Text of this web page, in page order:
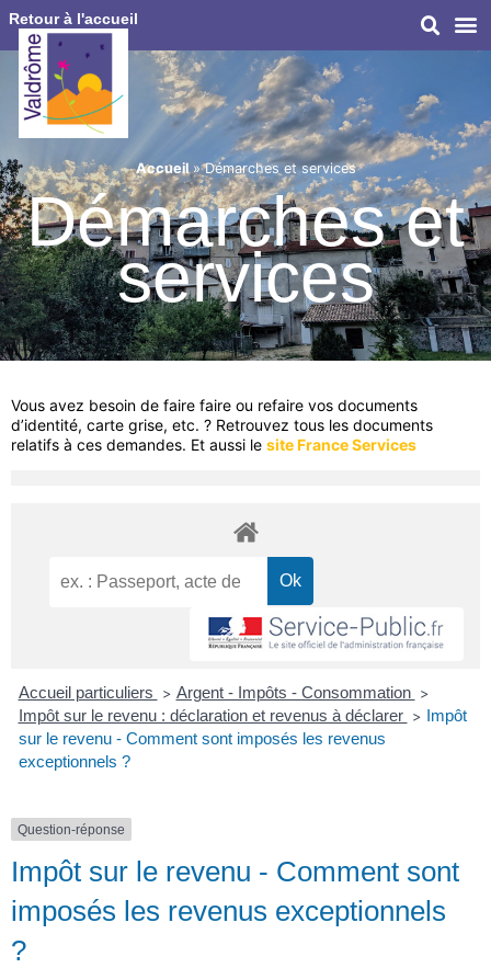
Retour à l'accueil
Accueil»Démarches et services
Démarches et
services
Vous avez besoin de faire faire ou refaire vos documents
d’identité, carte grise, etc. ? Retrouvez tous les documents
relatifs à ces demandes. Et aussi le site France Services
Accueil particuliers > Argent - Impôts - Consommation >
Impôt sur le revenu : déclaration et revenus à déclarer > Impôt
sur le revenu - Comment sont imposés les revenus
exceptionnels ?
Question-réponse
Impôt sur le revenu - Comment sont
imposés les revenus exceptionnels
?